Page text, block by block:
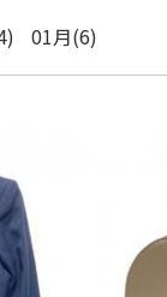
01月(6)